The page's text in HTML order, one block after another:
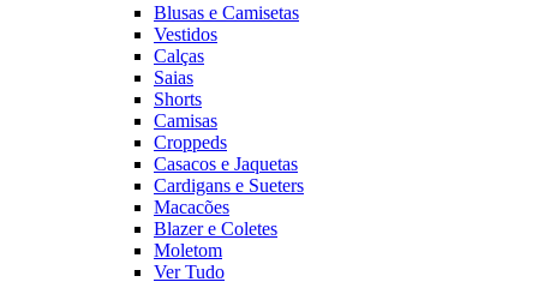
Blusas e Camisetas
Vestidos
Calças
Saias
Shorts
Camisas
Croppeds
Casacos e Jaquetas
Cardigans e Sueters
Macacões
Blazer e Coletes
Moletom
Ver Tudo